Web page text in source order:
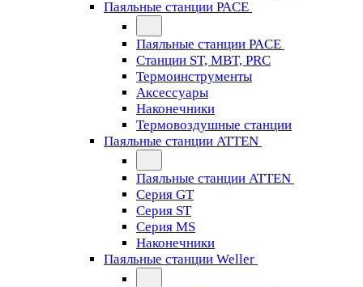
Паяльные станции PACE
Паяльные станции PACE
Станции ST, MBT, PRC
Термоинструменты
Аксессуары
Наконечники
Термовоздушные станции
Паяльные станции ATTEN
Паяльные станции ATTEN
Серия GT
Серия ST
Серия MS
Наконечники
Паяльные станции Weller